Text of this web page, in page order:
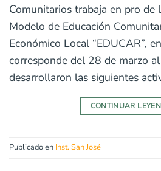
Comunitarios trabaja en pro
Modelo de Educación
Económico Local “EDUCAR”,
corresponde del 28 de marzo
desarrollaron las siguientes
CONTINUAR
Publicado en Inst. San José